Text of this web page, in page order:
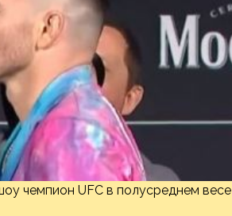
чемпион UFC в полусреднем весе